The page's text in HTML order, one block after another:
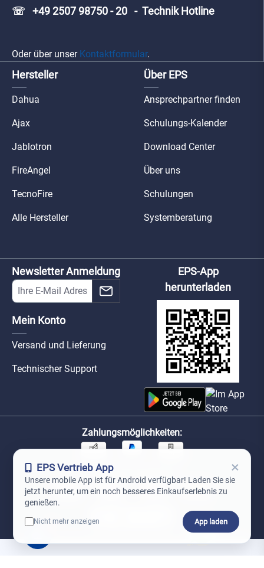
☏ +49 2507 98750 - 20 - Technik Hotline
Oder über unser Kontaktformular.
Hersteller
Dahua
Ajax
Jablotron
FireAngel
TecnoFire
Alle Hersteller
Über EPS
Ansprechpartner finden
Schulungs-Kalender
Download Center
Über uns
Schulungen
Systemberatung
Newsletter Anmeldung
Mein Konto
Versand und Lieferung
Technischer Support
EPS-App
herunterladen
Zahlungsmöglichkeiten:
Unsere Versandpartner:
EPS Vertrieb App ×
Unsere mobile App ist für Android verfügbar! Laden Sie sie
jetzt herunter, um ein noch besseres Einkaufserlebnis zu
genießen.
Nicht mehr anzeigen App laden